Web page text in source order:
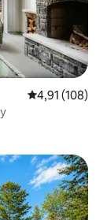
Середня
4,91 (108)